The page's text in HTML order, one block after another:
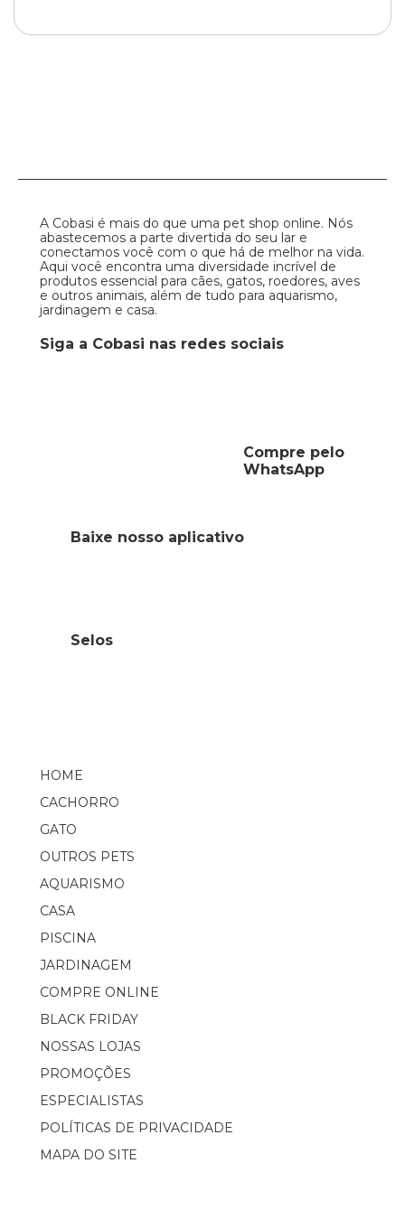
A Cobasi é mais do que uma pet shop online. Nós
abastecemos a parte divertida do seu lar e
conectamos você com o que há de melhor na vida.
Aqui você encontra uma diversidade incrível de
produtos essencial para cães, gatos, roedores, aves
e outros animais, além de tudo para aquarismo,
jardinagem e casa.
Siga a Cobasi nas redes sociais
Compre pelo
WhatsApp
HOME
CACHORRO
GATO
OUTROS PETS
AQUARISMO
CASA
PISCINA
JARDINAGEM
COMPRE ONLINE
BLACK FRIDAY
NOSSAS LOJAS
PROMOÇÕES
ESPECIALISTAS
POLÍTICAS DE PRIVACIDADE
MAPA DO SITE
Baixe nosso aplicativo
Selos